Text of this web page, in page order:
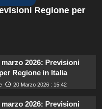
Regione per
marzo 2026: Previsioni
Regione in Italia
20 Marzo 2026 : 15:42
marzo 2026: Previsioni